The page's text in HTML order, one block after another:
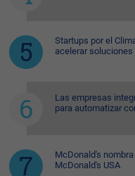
Startups por el
acelerar
Las empresas
para automatizar
McDonald's
McDonald's USA